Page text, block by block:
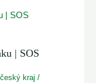
| SOS
kraj /